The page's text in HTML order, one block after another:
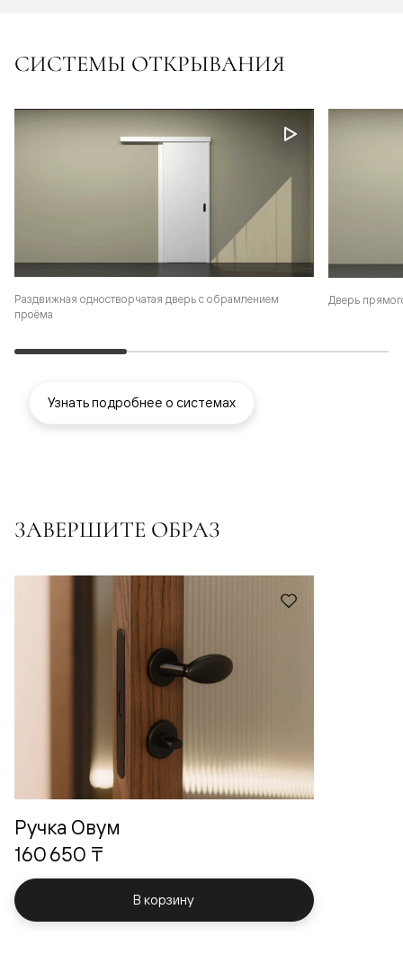
СИСТЕМЫ ОТКРЫВАНИЯ
Раздвижная одностворчатая дверь с обрамлением
проёма
Дверь
Узнать подробнее о системах
ЗАВЕРШИТЕ ОБРАЗ
Ручка Овум
160 650 ₸
В корзину